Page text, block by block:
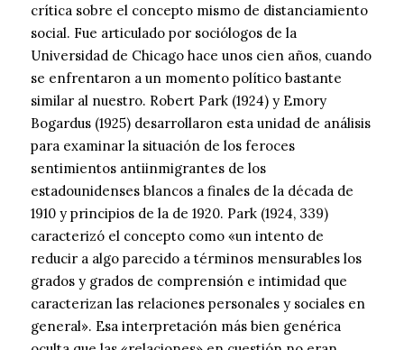
crítica sobre el concepto mismo de distanciamiento
social. Fue articulado por sociólogos de la
Universidad de Chicago hace unos cien años, cuando
se enfrentaron a un momento político bastante
similar al nuestro. Robert Park (1924) y Emory
Bogardus (1925) desarrollaron esta unidad de análisis
para examinar la situación de los feroces
sentimientos antiinmigrantes de los
estadounidenses blancos a finales de la década de
1910 y principios de la de 1920. Park (1924, 339)
caracterizó el concepto como «un intento de
reducir a algo parecido a términos mensurables los
grados y grados de comprensión e intimidad que
caracterizan las relaciones personales y sociales en
general». Esa interpretación más bien genérica